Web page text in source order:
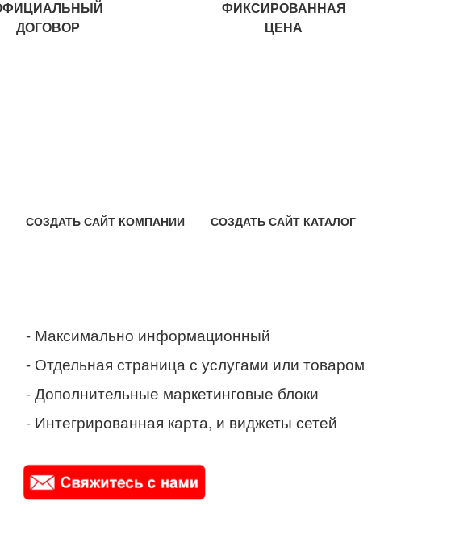
ДОГОВОР
ФИКСИРОВАННАЯ
ЦЕНА
СОЗДАТЬ САЙТ КОМПАНИИ СОЗДАТЬ САЙТ КАТАЛОГ
- Максимально информационный
- Отдельная страница с услугами или товаром
- Дополнительные маркетинговые блоки
- Интегрированная карта, и виджеты сетей